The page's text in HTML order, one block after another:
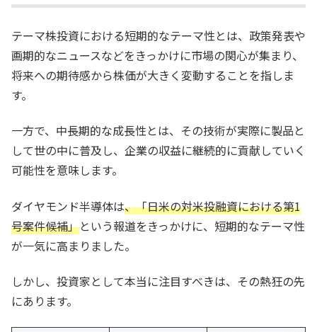
テーマ株投資における短期的なテーマ性とは、政策発表や
画期的なニュースなどをきっかけに市場の関心が集まり、
将来への期待感から株価が大きく変動することを指しま
す。
一方で、中長期的な成長性とは、その技術が実際に製品と
して世の中に普及し、企業の収益に継続的に貢献していく
可能性を意味します。
ダイヤモンド半導体は、「日米の対米投融資における第1
号案件候補」という報道をきっかけに、短期的なテーマ性
が一気に高まりました。
しかし、投資家として本当に注目すべきは、その熱狂の先
にあります。